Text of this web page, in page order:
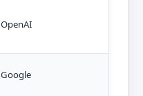
OpenAI
Google